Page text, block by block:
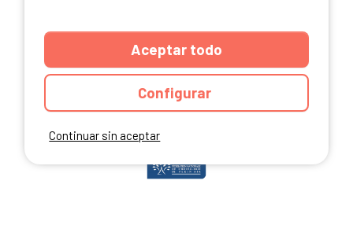
Continuar sin aceptar
Aceptar todo
Configurar